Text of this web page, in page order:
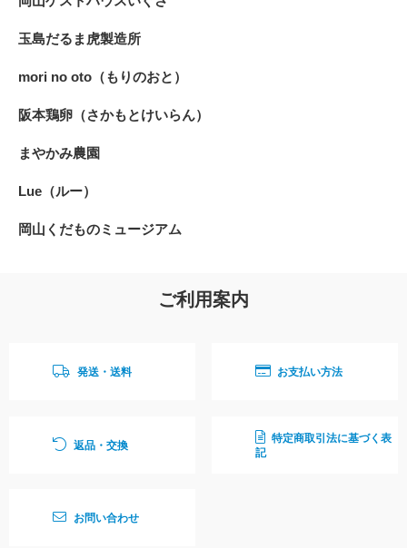
玉島だるま虎製造所
mori no oto（もりのおと）
阪本鶏卵（さかもとけいらん）
まやかみ農園
Lue（ルー）
岡山くだものミュージアム
ご利用案内
発送・送料 お支払い方法
返品・交換
特定商取引法に基づく表
記
お問い合わせ